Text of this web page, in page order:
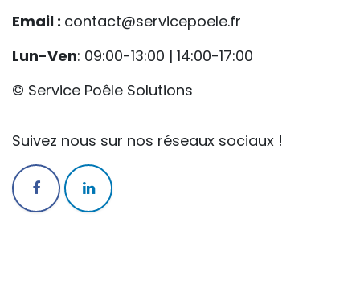
Email : contact@servicepoele.fr
Lun-Ven: 09:00-13:00 | 14:00-17:00
© Service Poêle Solutions
Suivez nous sur nos réseaux sociaux !